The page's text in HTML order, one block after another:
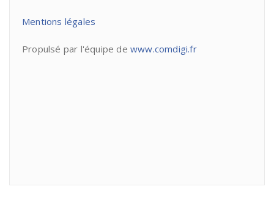
Mentions légales
Propulsé par l'équipe de www.comdigi.fr